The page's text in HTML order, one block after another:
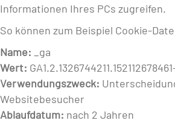
Informationen Ihres PCs zugreifen.
So können zum Beispiel Cookie-
Name: _ga
Wert:
Verwendungszweck:
Websitebesucher
Ablaufdatum: nach 2 Jahren